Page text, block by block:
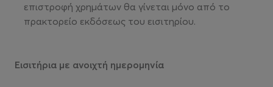
επιστροφή χρημάτων θα γίνεται μόνο από το
πρακτορείο εκδόσεως του εισιτηρίου.
Εισιτήρια με ανοιχτή ημερομηνία